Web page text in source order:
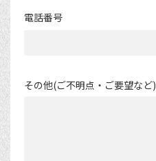
電話番号
その他(ご不明点・ご要望など)